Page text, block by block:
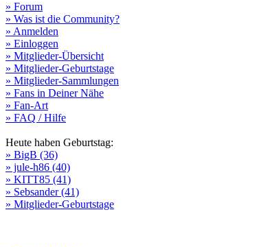
» Forum
» Was ist die Community?
» Anmelden
» Einloggen
» Mitglieder-Übersicht
» Mitglieder-Geburtstage
» Mitglieder-Sammlungen
» Fans in Deiner Nähe
» Fan-Art
» FAQ / Hilfe
Heute haben Geburtstag:
» BigB (36)
» jule-h86 (40)
» KITT85 (41)
» Sebsander (41)
» Mitglieder-Geburtstage